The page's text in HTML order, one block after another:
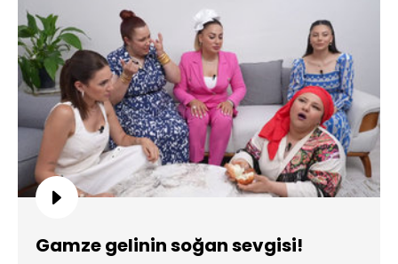
Gamze gelinin soğan sevgisi!